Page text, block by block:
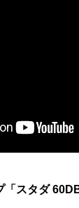
スタダ